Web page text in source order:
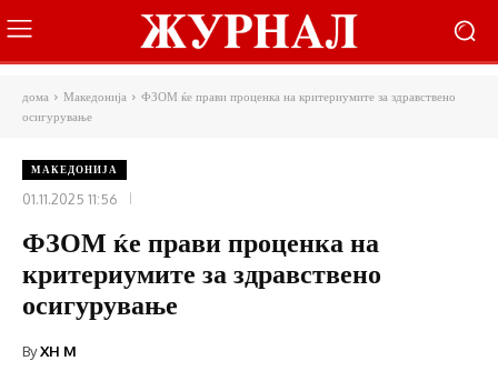
дома Македонија
ФЗОМ ќе прави проценка на критериумите за здравствено
осигурување
МАКЕДОНИЈА
01.11.2025 11:56
ФЗОМ ќе прави проценка на
критериумите за здравствено
осигурување
ByXH M